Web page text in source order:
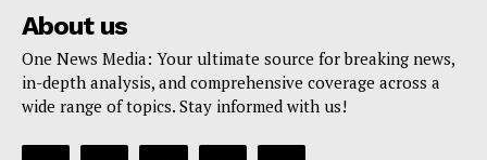
About us
One News Media: Your ultimate source for breaking news,
in-depth analysis, and comprehensive coverage across a
wide range of topics. Stay informed with us!